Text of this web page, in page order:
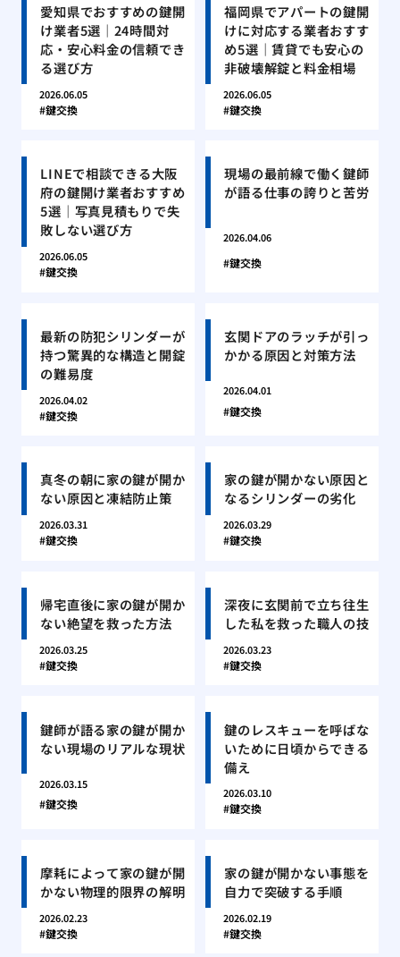
愛知県でおすすめの鍵開
け業者5選｜24時間対
応・安心料金の信頼でき
る選び方
2026.06.05
鍵交換
福岡県でアパートの鍵開
けに対応する業者おすす
め5選｜賃貸でも安心の
非破壊解錠と料金相場
2026.06.05
鍵交換
LINEで相談できる大阪
府の鍵開け業者おすすめ
5選｜写真見積もりで失
敗しない選び方
2026.06.05
鍵交換
現場の最前線で働く鍵師
が語る仕事の誇りと苦労
2026.04.06
鍵交換
最新の防犯シリンダーが
持つ驚異的な構造と開錠
の難易度
2026.04.02
鍵交換
玄関ドアのラッチが引っ
かかる原因と対策方法
2026.04.01
鍵交換
真冬の朝に家の鍵が開か
ない原因と凍結防止策
2026.03.31
鍵交換
家の鍵が開かない原因と
なるシリンダーの劣化
2026.03.29
鍵交換
帰宅直後に家の鍵が開か
ない絶望を救った方法
2026.03.25
鍵交換
深夜に玄関前で立ち往生
した私を救った職人の技
2026.03.23
鍵交換
鍵師が語る家の鍵が開か
ない現場のリアルな現状
2026.03.15
鍵交換
鍵のレスキューを呼ばな
いために日頃からできる
備え
2026.03.10
鍵交換
摩耗によって家の鍵が開
かない物理的限界の解明
2026.02.23
鍵交換
家の鍵が開かない事態を
自力で突破する手順
2026.02.19
鍵交換